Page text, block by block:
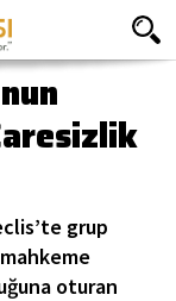
grup
oturan